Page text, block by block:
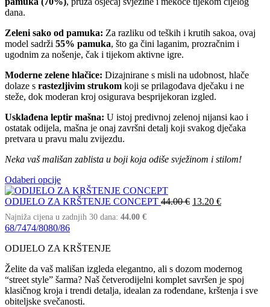
dana.
Zeleni sako od pamuka: Za razliku od teških i krutih sakoa, ovaj
model sadrži 55% pamuka, što ga čini laganim, prozračnim i
ugodnim za nošenje, čak i tijekom aktivne igre.
Moderne zelene hlačice: Dizajnirane s misli na udobnost, hlače
dolaze s rastezljivim strukom koji se prilagođava dječaku i ne
steže, dok moderan kroj osigurava besprijekoran izgled.
Usklađena leptir mašna: U istoj predivnoj zelenoj nijansi kao i
ostatak odijela, mašna je onaj završni detalj koji svakog dječaka
pretvara u pravu malu zvijezdu.
Neka vaš mališan zablista u boji koja odiše svježinom i stilom!
Odaberi opcije
ODIJELO ZA KRŠTENJE CONCEPT 44.00€ 13.20 €
Najniža cijena u zadnjih 30 dana: 44.00 €
68/7474/8080/86
ODIJELO ZA KRŠTENJE
Želite da vaš mališan izgleda elegantno, ali s dozom modernog
“street style” šarma? Naš četverodijelni komplet savršen je spoj
klasičnog kroja i trendi detalja, idealan za rođendane, krštenja i sve
obiteljske svečanosti.